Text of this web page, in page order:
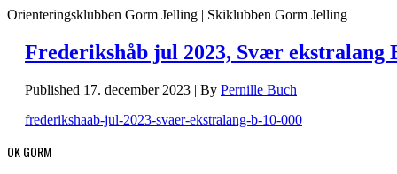
Orienteringsklubben Gorm Jelling | Skiklubben Gorm Jelling
Frederikshåb jul 2023, Svær ekstralang
Published 17. december 2023 | By Pernille Buch
frederikshaab-jul-2023-svaer-ekstralang-b-10-000
OK GORM